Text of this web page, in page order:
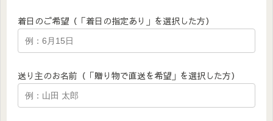
着日のご希望（「着日の指定あり」を選択した方）
送り主のお名前（「贈り物で直送を希望」を選択した方）